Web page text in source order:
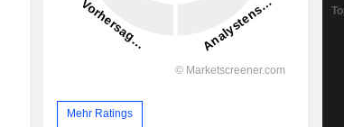
Mehr Ratings